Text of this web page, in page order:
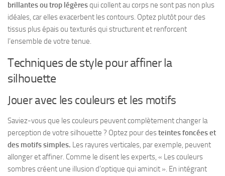
brillantes ou trop légèresqui collent au corps ne sont pas non plus
idéales, car elles exacerbent les contours. Optez plutôt pour des
tissus plus épais ou texturés qui structurent et renforcent
l’ensemble de votre tenue.
Techniques de style pour affiner la
silhouette
Jouer avec les couleurs et les motifs
Saviez-vous que les couleurs peuvent complètement changer la
perception de votre silhouette ? Optez pour desteintes foncées et
des motifs simples. Les rayures verticales, par exemple, peuvent
allonger et affiner. Comme le disent les experts, « Les couleurs
sombres créent une illusion d’optique qui amincit ». En intégrant